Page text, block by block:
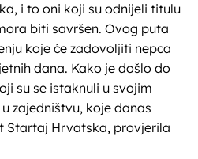
i to oni koji su odnijeli titulu
biti savršen. Ovog puta
koje će zadovoljiti nepca
dana. Kako je došlo do
su se istaknuli u svojim
zajedništvu, koje danas
Startaj Hrvatska, provjerila